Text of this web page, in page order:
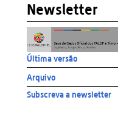
Newsletter
Última versão
Arquivo
Subscreva a newsletter